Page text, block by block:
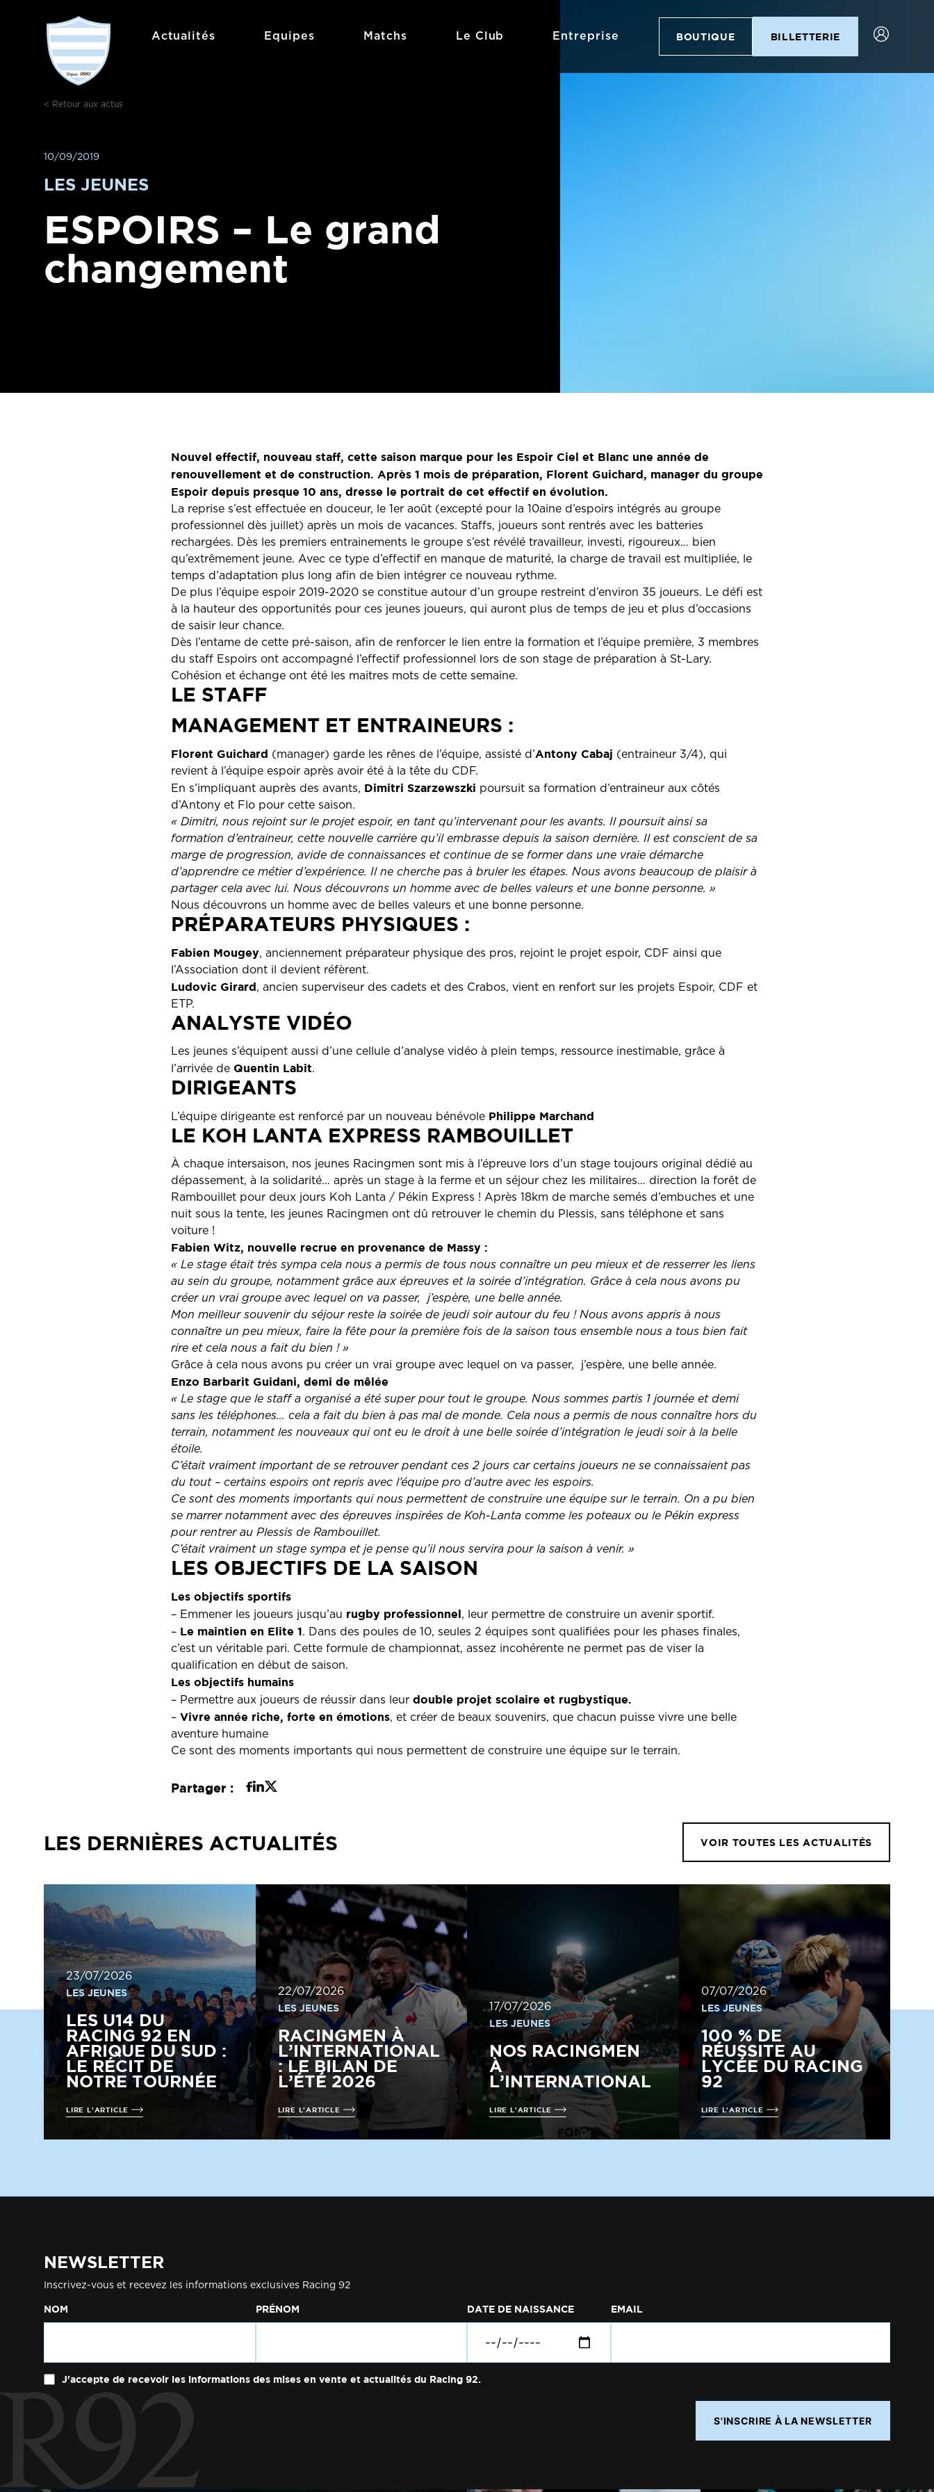
Actualités Equipes Matchs Le Club Entreprise BOUTIQUE BILLETTERIE
< Retour aux actus
10/09/2019
LES JEUNES
ESPOIRS – Le grand
changement
Nouvel effectif, nouveau staff, cette saison marque pour les Espoir Ciel et Blanc une année de
renouvellement et de construction. Après 1 mois de préparation, Florent Guichard, manager du groupe
Espoir depuis presque 10 ans, dresse le portrait de cet effectif en évolution.
La reprise s’est effectuée en douceur, le 1er août (excepté pour la 10aine d’espoirs intégrés au groupe
professionnel dès juillet) après un mois de vacances. Staffs, joueurs sont rentrés avec les batteries
rechargées. Dès les premiers entrainements le groupe s’est révélé travailleur, investi, rigoureux… bien
qu’extrêmement jeune. Avec ce type d’effectif en manque de maturité, la charge de travail est multipliée, le
temps d’adaptation plus long afin de bien intégrer ce nouveau rythme.
De plus l’équipe espoir 2019-2020 se constitue autour d’un groupe restreint d’environ 35 joueurs. Le défi est
à la hauteur des opportunités pour ces jeunes joueurs, qui auront plus de temps de jeu et plus d’occasions
de saisir leur chance.
Dès l’entame de cette pré-saison, afin de renforcer le lien entre la formation et l’équipe première, 3 membres
du staff Espoirs ont accompagné l’effectif professionnel lors de son stage de préparation à St-Lary.
Cohésion et échange ont été les maitres mots de cette semaine.
LE STAFF
MANAGEMENT ET ENTRAINEURS :
Florent Guichard (manager) garde les rênes de l’équipe, assisté d’Antony Cabaj (entraineur 3/4), qui
revient à l’équipe espoir après avoir été à la tête du CDF.
En s’impliquant auprès des avants, Dimitri Szarzewszki poursuit sa formation d’entraineur aux côtés
d’Antony et Flo pour cette saison.
« Dimitri, nous rejoint sur le projet espoir, en tant qu’intervenant pour les avants. Il poursuit ainsi sa
formation d’entraineur, cette nouvelle carrière qu’il embrasse depuis la saison dernière. Il est conscient de sa
marge de progression, avide de connaissances et continue de se former dans une vraie démarche
d’apprendre ce métier d’expérience. Il ne cherche pas à bruler les étapes. Nous avons beaucoup de plaisir à
partager cela avec lui. Nous découvrons un homme avec de belles valeurs et une bonne personne. »
Nous découvrons un homme avec de belles valeurs et une bonne personne.
PRÉPARATEURS PHYSIQUES :
Fabien Mougey, anciennement préparateur physique des pros, rejoint le projet espoir, CDF ainsi que
l’Association dont il devient réfèrent.
Ludovic Girard, ancien superviseur des cadets et des Crabos, vient en renfort sur les projets Espoir, CDF et
ETP.
ANALYSTE VIDÉO
Les jeunes s’équipent aussi d’une cellule d’analyse vidéo à plein temps, ressource inestimable, grâce à
l’arrivée de Quentin Labit.
DIRIGEANTS
L’équipe dirigeante est renforcé par un nouveau bénévole Philippe Marchand
LE KOH LANTA EXPRESS RAMBOUILLET
À chaque intersaison, nos jeunes Racingmen sont mis à l’épreuve lors d’un stage toujours original dédié au
dépassement, à la solidarité… après un stage à la ferme et un séjour chez les militaires… direction la forêt de
Rambouillet pour deux jours Koh Lanta / Pékin Express ! Après 18km de marche semés d’embuches et une
nuit sous la tente, les jeunes Racingmen ont dû retrouver le chemin du Plessis, sans téléphone et sans
voiture !
Fabien Witz, nouvelle recrue en provenance de Massy :
« Le stage était très sympa cela nous a permis de tous nous connaître un peu mieux et de resserrer les liens
au sein du groupe, notamment grâce aux épreuves et la soirée d’intégration. Grâce à cela nous avons pu
créer un vrai groupe avec lequel on va passer, j’espère, une belle année.
Mon meilleur souvenir du séjour reste la soirée de jeudi soir autour du feu ! Nous avons appris à nous
connaître un peu mieux, faire la fête pour la première fois de la saison tous ensemble nous a tous bien fait
rire et cela nous a fait du bien ! »
Grâce à cela nous avons pu créer un vrai groupe avec lequel on va passer, j’espère, une belle année.
Enzo Barbarit Guidani, demi de mêlée
« Le stage que le staff a organisé a été super pour tout le groupe. Nous sommes partis 1 journée et demi
sans les téléphones… cela a fait du bien à pas mal de monde. Cela nous a permis de nous connaître hors du
terrain, notamment les nouveaux qui ont eu le droit à une belle soirée d’intégration le jeudi soir à la belle
étoile.
C’était vraiment important de se retrouver pendant ces 2 jours car certains joueurs ne se connaissaient pas
du tout – certains espoirs ont repris avec l’équipe pro d’autre avec les espoirs.
Ce sont des moments importants qui nous permettent de construire une équipe sur le terrain. On a pu bien
se marrer notamment avec des épreuves inspirées de Koh-Lanta comme les poteaux ou le Pékin express
pour rentrer au Plessis de Rambouillet.
C’était vraiment un stage sympa et je pense qu’il nous servira pour la saison à venir. »
LES OBJECTIFS DE LA SAISON
Les objectifs sportifs
– Emmener les joueurs jusqu’au rugby professionnel,
leur permettre de construire un avenir sportif.
– Le maintien en Elite 1. Dans des poules de 10, seules 2 équipes sont qualifiées pour les phases finales,
c’est un véritable pari. Cette formule de championnat, assez incohérente ne permet pas de viser la
qualification en début de saison.
Les objectifs humains
– Permettre aux joueurs de réussir dans leur double projet scolaire et rugbystique.
– Vivre année riche, forte en émotions, et créer de beaux souvenirs, que chacun puisse vivre une belle
aventure humaine
Ce sont des moments importants qui nous permettent de construire une équipe sur le terrain.
Partager :
LES DERNIÈRES ACTUALITÉS VOIR TOUTES LES ACTUALITÉS
23/07/2026
LES JEUNES
LES U14 DU
RACING 92 EN
AFRIQUE DU SUD :
LE RÉCIT DE
NOTRE TOURNÉE
LIRE L'ARTICLE
22/07/2026
LES JEUNES
RACINGMEN À
L’INTERNATIONAL
: LE BILAN DE
L’ÉTÉ 2026
LIRE L'ARTICLE
17/07/2026
LES JEUNES
NOS RACINGMEN
À
L’INTERNATIONAL
LIRE L'ARTICLE
07/07/2026
LES JEUNES
100 % DE
RÉUSSITE AU
LYCÉE DU RACING
92
LIRE L'ARTICLE
NEWSLETTER
Inscrivez-vous et recevez les informations exclusives Racing 92
NOM PRÉNOM DATE DE NAISSANCE EMAIL
J'accepte de recevoir les informations des mises en vente et actualités du Racing 92.
S'INSCRIRE À LA NEWSLETTER